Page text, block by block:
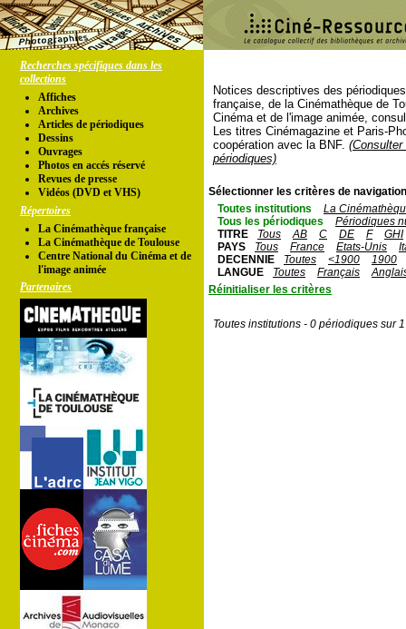
Recherches spécifiques dans les
collections
Affiches
Archives
Articles de périodiques
Dessins
Ouvrages
Photos en accés réservé
Revues de presse
Vidéos (DVD et VHS)
Répertoires
La Cinémathèque française
La Cinémathèque de Toulouse
Centre National du Cinéma et de
l'image animée
Partenaires
Notices descriptives des
française, de la Cinémathèque de
Cinéma et de l'image animée,
Les titres Cinémagazine et Paris-
coopération avec la BNF.
périodiques)
Sélectionner les critères de
Toutes institutions
La
Tous les périodiques
Périodiques
TITRE
Tous AB C DE F
GHI
PAYS
Tous France Etats-Unis
DECENNIE
Toutes <1900
1900
LANGUE
Toutes Français
Réinitialiser les critères
Toutes institutions - 0 périodiques sur